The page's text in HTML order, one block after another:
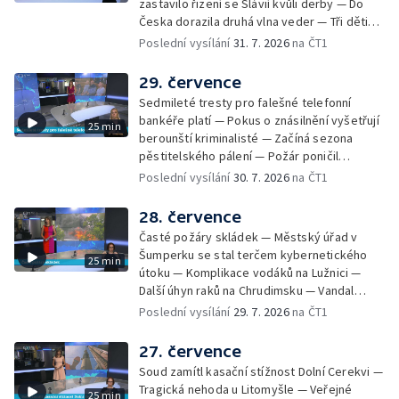
— Po pádu stromů prověří alej odborníci —
Tradiční neckyáda v Želivi na Pelhřimovsku —
Festival Hrady CZ poprvé na Hluboké
zastavilo řizení se Slávií kvůli derby — Do
Česka dorazila druhá vlna veder — Tři děti
zůstali v rozpáleném autě — Problém s
mraženými potravinami v horku — Slavnostní
vyřazení absolventů Univerzity obrany —
Zájem o obytné vozy roste — Praha má
novou servisní loď — Vidická samoobslužná
prodejna si na provoz vydělá — U jezera
Most začíná festival Let It Roll — Vyvrcholil
bouřkový neboli jelení úplněk — Kanoistka
Poslední vysílání31. 7. 2026na ČT1
25 min
29. července
Sedmileté tresty pro falešné telefonní
bankéře platí — Pokus o znásilnění vyšetřují
berounští kriminalisté — Začíná sezona
pěstitelského pálení — Požár poničil
historickou vilu Marta v Písku — Končí Letní
odpad — Nedostatek vody na Hracholuskách
— Příprava nového plavebního stupně v
Děčíně — Biokoridor pro užovku stromovou
— Záchrana liblického vysílače — První
koncert Diany Ross v Česku — Výroba
obrněných vozidel CV90 — Biokoridor pod
vedením vysokého napětí
Poslední vysílání30. 7. 2026na ČT1
25 min
28. července
Časté požáry skládek — Městský úřad v
Šumperku se stal terčem kybernetického
útoku — Komplikace vodáků na Lužnici —
Další úhyn raků na Chrudimsku — Vandal
poškodil okna na Ještědu — Lvice Elza má
defibrilátorů — 194 km/h po dálnici D6 —
Problém s likvidací kadmia — Vězni na
Frýdlantsku čistí koryto potoka — Antikolizní
Poslední vysílání 29. 7. 2026na ČT1
25 min
27. července
Soud zamítl kasační stížnost Dolní Cerekvi —
Tragická nehoda u Litomyšle — Veřejné